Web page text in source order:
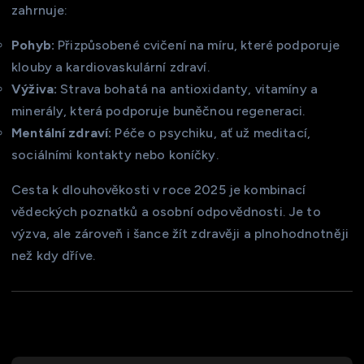
zahrnuje:
Pohyb: Přizpůsobené cvičení na míru, které podporuje
klouby a kardiovaskulární zdraví.
Výživa: Strava bohatá na antioxidanty, vitamíny a
minerály, která podporuje buněčnou regeneraci.
Mentální zdraví: Péče o psychiku, ať už meditací,
sociálními kontakty nebo koníčky.
Cesta k dlouhověkosti v roce 2025 je kombinací
vědeckých poznatků a osobní odpovědnosti. Je to
výzva, ale zároveň i šance žít zdravěji a plnohodnotněji
než kdy dříve.